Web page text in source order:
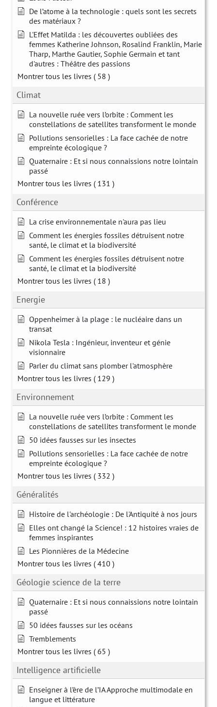
De l’atome à la technologie : quels sont les secrets
des matériaux ?
L'Effet Matilda : les découvertes oubliées des
femmes Katherine Johnson, Rosalind Franklin, Marie
Tharp, Marthe Gautier, Sophie Germain et tant
d'autres : Théâtre des passions
Montrer tous les livres ( 58 )
Climat
La nouvelle ruée vers l’orbite : Comment les
constellations de satellites transforment le monde
Pollutions sensorielles : La face cachée de notre
empreinte écologique ?
Quaternaire : Et si nous connaissions notre lointain
passé
Montrer tous les livres ( 131 )
Conférence
La crise environnementale n'aura pas lieu
Comment les énergies fossiles détruisent notre
santé, le climat et la biodiversité
Comment les énergies fossiles détruisent notre
santé, le climat et la biodiversité
Montrer tous les livres ( 18 )
Energie
Oppenheimer à la plage : le nucléaire dans un
transat
Nikola Tesla : Ingénieur, inventeur et génie
visionnaire
Parler du climat sans plomber l'atmosphère
Montrer tous les livres ( 129 )
Environnement
La nouvelle ruée vers l’orbite : Comment les
constellations de satellites transforment le monde
50 idées fausses sur les insectes
Pollutions sensorielles : La face cachée de notre
empreinte écologique ?
Montrer tous les livres ( 332 )
Généralités
Histoire de l'archéologie : De l'Antiquité à nos jours
Elles ont changé la Science! : 12 histoires vraies de
femmes inspirantes
Les Pionnières de la Médecine
Montrer tous les livres ( 410 )
Géologie science de la terre
Quaternaire : Et si nous connaissions notre lointain
passé
50 idées fausses sur les océans
Tremblements
Montrer tous les livres ( 65 )
Intelligence artificielle
Enseigner à l’ère de l’IA Approche multimodale en
langue et littérature